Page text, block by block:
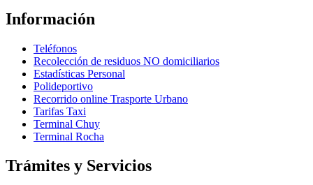
Información
Teléfonos
Recolección de residuos NO domiciliarios
Estadísticas Personal
Polideportivo
Recorrido online Trasporte Urbano
Tarifas Taxi
Terminal Chuy
Terminal Rocha
Trámites y Servicios